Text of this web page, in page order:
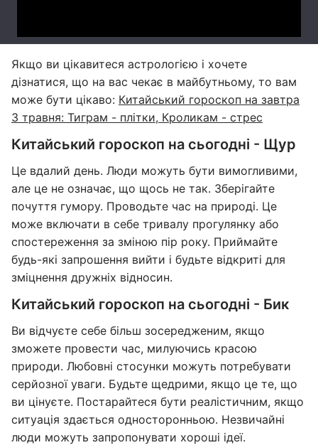
Якщо ви цікавитеся астрологією і хочете
дізнатися, що на вас чекає в майбутньому, то вам
може бути цікаво: Китайський гороскоп на завтра
3 травня: Тиграм - плітки, Кроликам - стрес
Китайський гороскоп на сьогодні - Щур
Це вдалий день. Люди можуть бути вимогливими,
але це не означає, що щось не так. Зберігайте
почуття гумору. Проводьте час на природі. Це
може включати в себе тривалу прогулянку або
спостереження за зміною пір року. Приймайте
будь-які запрошення вийти і будьте відкриті для
зміцнення дружніх відносин.
Китайський гороскоп на сьогодні - Бик
Ви відчуєте себе більш зосередженим, якщо
зможете провести час, милуючись красою
природи. Любовні стосунки можуть потребувати
серйозної уваги. Будьте щедрими, якщо це те, що
ви цінуєте. Постарайтеся бути реалістичним, якщо
ситуація здається односторонньою. Незвичайні
люди можуть запропонувати хороші ідеї.